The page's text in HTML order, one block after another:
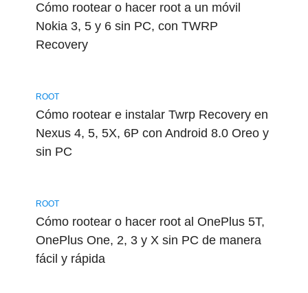
Cómo rootear o hacer root a un móvil
Nokia 3, 5 y 6 sin PC, con TWRP
Recovery
ROOT
Cómo rootear e instalar Twrp Recovery en
Nexus 4, 5, 5X, 6P con Android 8.0 Oreo y
sin PC
ROOT
Cómo rootear o hacer root al OnePlus 5T,
OnePlus One, 2, 3 y X sin PC de manera
fácil y rápida